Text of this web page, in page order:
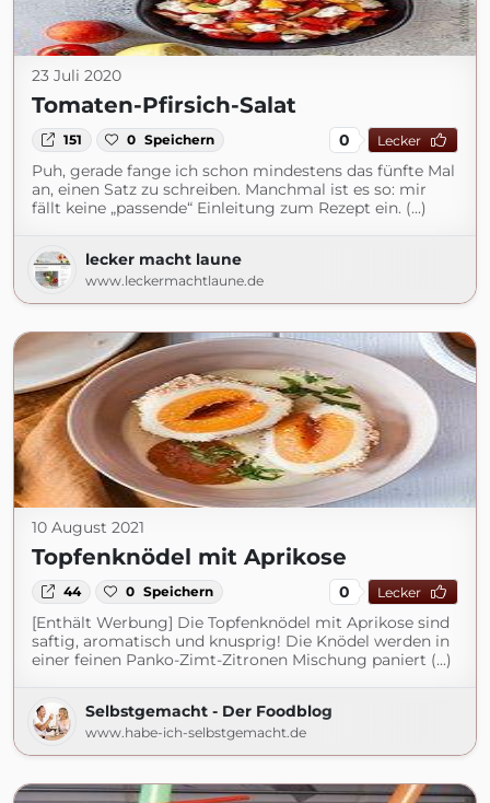
23 Juli 2020
Tomaten-Pfirsich-Salat
151 0 Speichern 0 Lecker
Puh, gerade fange ich schon mindestens das fünfte Mal
an, einen Satz zu schreiben. Manchmal ist es so: mir
fällt keine „passende“ Einleitung zum Rezept ein. (...)
lecker macht laune
www.leckermachtlaune.de
10 August 2021
Topfenknödel mit Aprikose
44 0 Speichern 0 Lecker
[Enthält Werbung] Die Topfenknödel mit Aprikose sind
saftig, aromatisch und knusprig! Die Knödel werden in
einer feinen Panko-Zimt-Zitronen Mischung paniert (...)
Selbstgemacht - Der Foodblog
www.habe-ich-selbstgemacht.de